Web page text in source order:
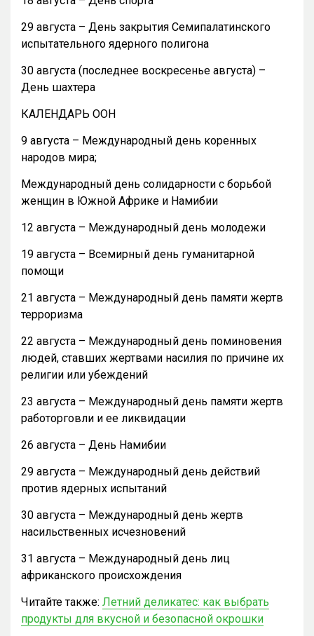
29 августа – День закрытия Семипалатинского
испытательного ядерного полигона
30 августа (последнее воскресенье августа) –
День шахтера
КАЛЕНДАРЬ ООН
9 августа – Международный день коренных
народов мира;
Международный день солидарности с борьбой
женщин в Южной Африке и Намибии
12 августа – Международный день молодежи
19 августа – Всемирный день гуманитарной
помощи
21 августа – Международный день памяти жертв
терроризма
22 августа – Международный день поминовения
людей, ставших жертвами насилия по причине их
религии или убеждений
23 августа – Международный день памяти жертв
работорговли и ее ликвидации
26 августа – День Намибии
29 августа – Международный день действий
против ядерных испытаний
30 августа – Международный день жертв
насильственных исчезновений
31 августа – Международный день лиц
африканского происхождения
Читайте также: Летний деликатес: как выбрать
продукты для вкусной и безопасной окрошки